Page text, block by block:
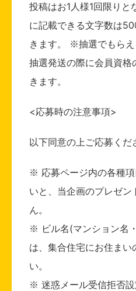
投稿はお1人様1回限り
に記載できる文字数は
きます。 ※抽選でもら
抽選発送の際に会員資格
きます。
<応募時の注意事項>
以下同意の上ご応募くだ
※ 応募ページ内の各種
いと、当企画のプレゼ
ん。
※ ビル名(マンション名
は、集合住宅にお住まい
い。
※ 迷惑メール受信拒否